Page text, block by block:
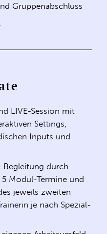
Gruppenabschluss
LIVE-Session mit
Settings,
Inputs und
Begleitung durch
Modul-Termine und
jeweils zweiten
je nach Spezial-